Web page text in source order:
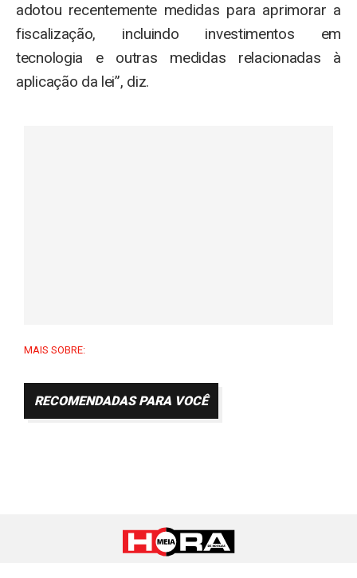
adotou recentemente medidas para aprimorar a
fiscalização, incluindo investimentos em
tecnologia e outras medidas relacionadas à
aplicação da lei”, diz.
MAIS SOBRE:
RECOMENDADAS PARA VOCÊ